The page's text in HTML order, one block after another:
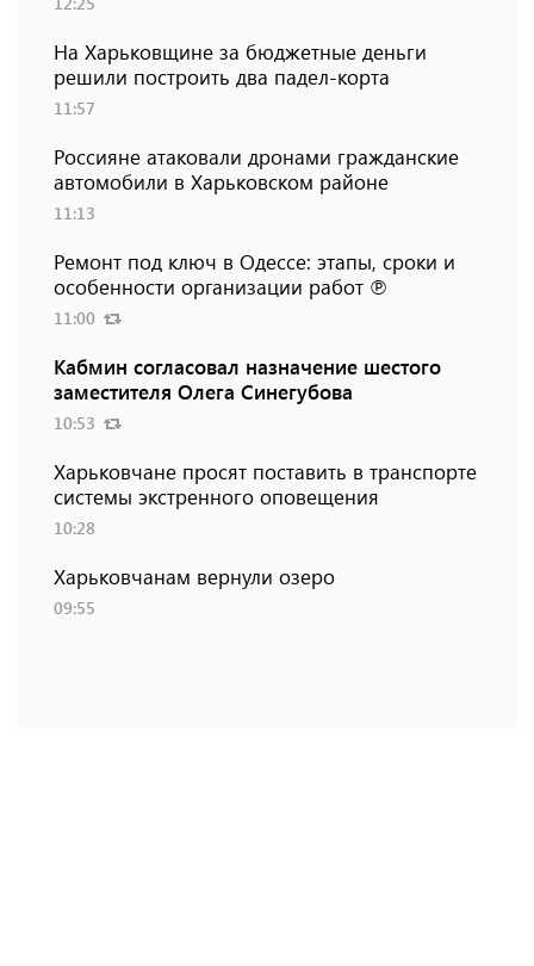
На Харьковщине за бюджетные деньги
решили построить два падел-корта
11:57
Россияне атаковали дронами гражданские
автомобили в Харьковском районе
11:13
Ремонт под ключ в Одессе: этапы, сроки и
особенности организации работ ℗
11:00
Кабмин согласовал назначение шестого
заместителя Олега Синегубова
10:53
Харьковчане просят поставить в транспорте
системы экстренного оповещения
10:28
Харьковчанам вернули озеро
09:55